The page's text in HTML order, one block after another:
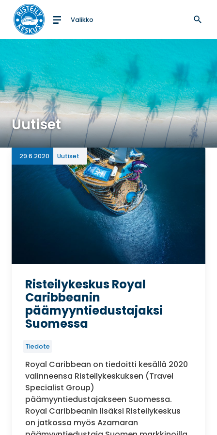
Etusivulle
Valikko
Uutiset
29.6.2020 Uutiset
Risteilykeskus Royal
Caribbeanin
päämyyntiedustajaksi
Suomessa
Tiedote
Royal Caribbean on tiedoitti kesällä 2020
valinneensa Risteilykeskuksen (Travel
Specialist Group)
päämyyntiedustajakseen Suomessa.
Royal Caribbeanin lisäksi Risteilykeskus
on jatkossa myös Azamaran